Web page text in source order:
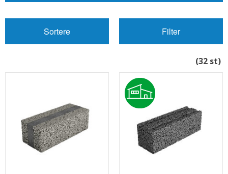
Sortere Filter
(32 st)